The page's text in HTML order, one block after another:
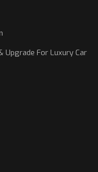
Upgrade For Luxury Car